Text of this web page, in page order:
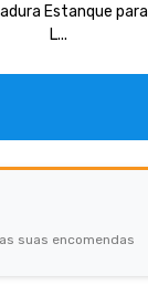
Estanque para
L...
suas encomendas